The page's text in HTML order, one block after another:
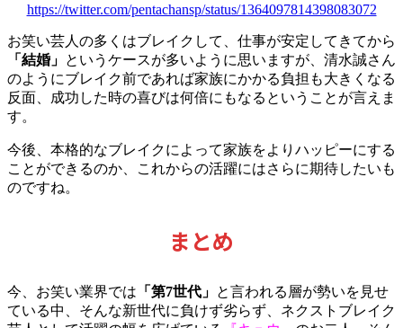
https://twitter.com/pentachansp/status/1364097814398083072
お笑い芸人の多くはブレイクして、仕事が安定してきてから
「結婚」 というケースが多いように思いますが、清水誠さん
のようにブレイク前であれば家族にかかる負担も大きくなる
反面、成功した時の喜びは何倍にもなるということが言えま
す。
今後、本格的なブレイクによって家族をよりハッピーにする
ことができるのか、これからの活躍にはさらに期待したいも
のですね。
まとめ
今、お笑い業界では 「第7世代」 と言われる層が勢いを見せ
ている中、そんな新世代に負けず劣らず、ネクストブレイク